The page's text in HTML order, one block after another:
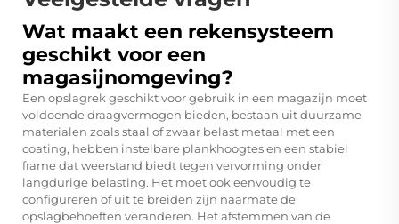
Wat maakt een rekensysteem
geschikt voor een
magasijnomgeving?
Een opslagrek geschikt voor gebruik in een magazijn moet
voldoende draagvermogen bieden, bestaan uit duurzame
materialen zoals staal of zwaar belast metaal met een
coating, hebben instelbare plankhoogtes en een stabiel
frame dat weerstand biedt tegen vervorming onder
langdurige belasting. Het moet ook eenvoudig te
configureren of uit te breiden zijn naarmate de
opslagbehoeften veranderen. Het afstemmen van de